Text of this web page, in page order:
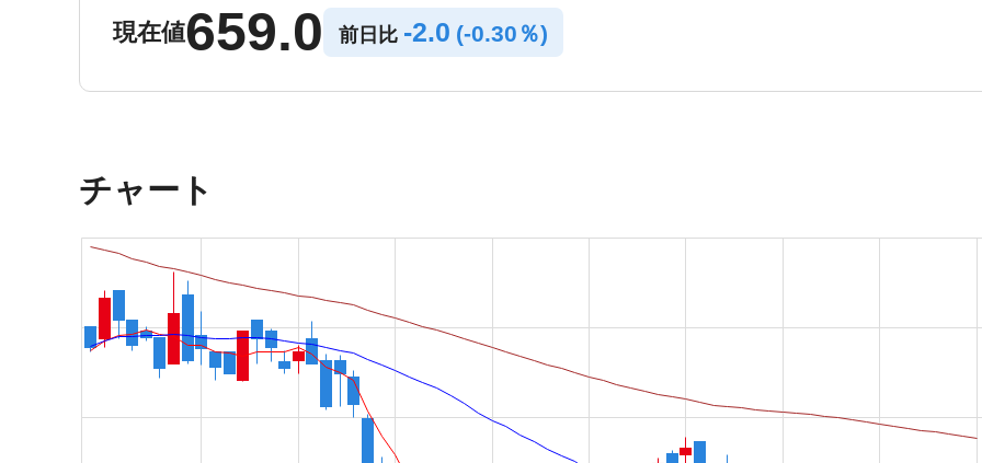
現在値659.0 前日比 -2.0 (-0.30％)
チャート